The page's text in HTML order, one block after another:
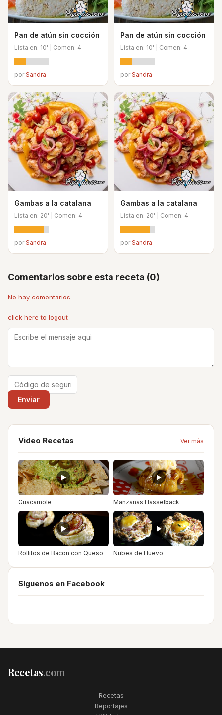
Pan de atún sin cocción
Lista en: 10' | Comen: 4
porSandra
Pan de atún sin cocción
Lista en: 10' | Comen: 4
porSandra
Gambas a la catalana
Lista en: 20' | Comen: 4
porSandra
Gambas a la catalana
Lista en: 20' | Comen: 4
porSandra
Comentarios sobre esta receta (0)
No hay comentarios
click here to logout
Video Recetas Ver más
Guacamole Manzanas Hasselback
Rollitos de Bacon con Queso Nubes de Huevo
Síguenos en Facebook
Recetas.com
Recetas
Reportajes